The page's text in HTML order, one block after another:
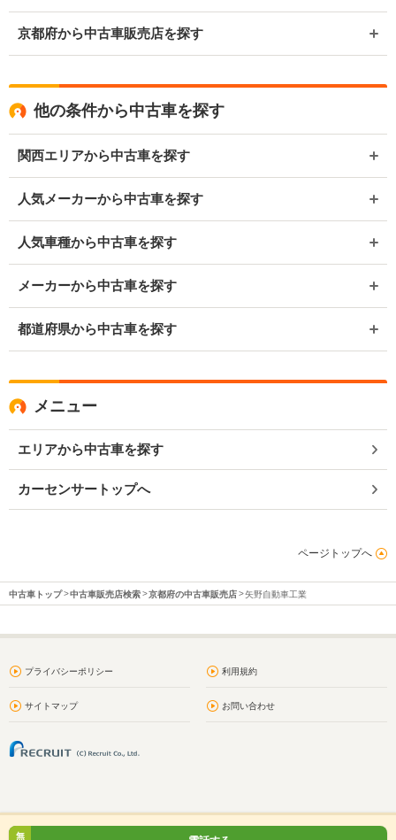
京都府から中古車販売店を探す
他の条件から中古車を探す
関西エリアから中古車を探す
人気メーカーから中古車を探す
人気車種から中古車を探す
メーカーから中古車を探す
都道府県から中古車を探す
メニュー
エリアから中古車を探す
カーセンサートップへ
ページトップへ
中古車トップ 中古車販売店検索 京都府の中古車販売店 矢野自動車工業
プライバシーポリシー 利用規約
サイトマップ お問い合わせ
無